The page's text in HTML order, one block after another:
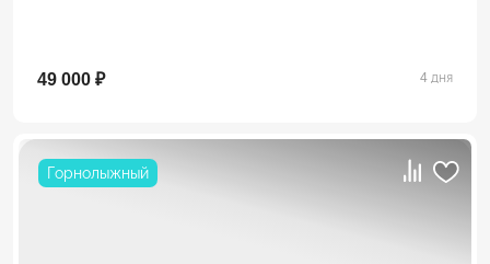
49 000 ₽ 4 дня
Горнолыжный